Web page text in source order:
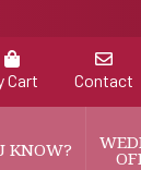
Cart Contact
KNOW?